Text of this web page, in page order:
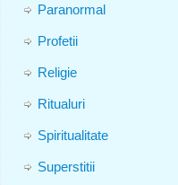
Paranormal
Profetii
Religie
Ritualuri
Spiritualitate
Superstitii